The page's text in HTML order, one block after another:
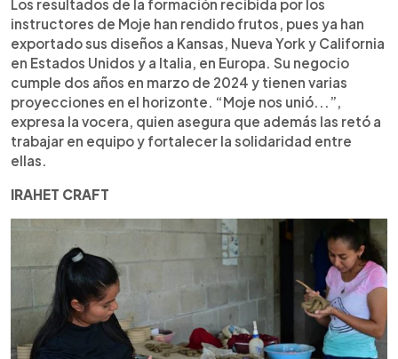
Los resultados de la formación recibida por los
instructores de Moje han rendido frutos, pues ya han
exportado sus diseños a Kansas, Nueva York y California
en Estados Unidos y a Italia, en Europa. Su negocio
cumple dos años en marzo de 2024 y tienen varias
proyecciones en el horizonte. “Moje nos unió...”,
expresa la vocera, quien asegura que además las retó a
trabajar en equipo y fortalecer la solidaridad entre
ellas.
IRAHET CRAFT